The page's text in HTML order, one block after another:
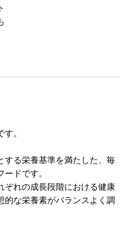
。
する栄養基準を満たした、毎
ドです。
ぞれの成長段階における健康
的な栄養素がバランスよく調